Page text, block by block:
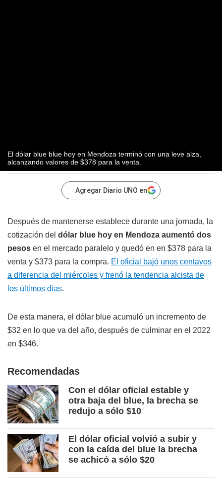
El dólar blue blue hoy en Mendoza terminó con una leve alza,
alcanzando valores de $378 para la venta.
Agregar Diario UNO en
Después de mantenerse establece durante una jornada, la
cotización del dólar blue hoy en Mendoza aumentó dos
pesos en el mercado paralelo y quedó en en $378 para la
venta y $373 para la compra. El oficial bajó unos centavos
a diferencia del miércoles y frenó la tendencia alcista de
los últimos días.
De esta manera, el dólar blue acumuló un incremento de
$32 en lo que va del año, después de culminar en el 2022
en $346.
Recomendadas
Con el dólar oficial estable y
otra baja del blue, la brecha se
redujo a sólo $10
El dólar oficial volvió a subir y
con la caída del blue la brecha
se achicó a sólo $20